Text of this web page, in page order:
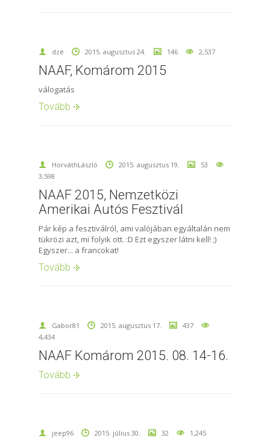
dzé 2015. augusztus 24. 146 2,537
NAAF, Komárom 2015
válogatás
Tovább
HorváthLászló 2015. augusztus 19.
53
3,598
NAAF 2015, Nemzetközi
Amerikai Autós Fesztivál
Pár kép a fesztiválról, ami valójában egyáltalán nem
tükrözi azt, mi folyik ott. :D Ezt egyszer látni kell! ;)
Egyszer... a francokat!
Tovább
Gabor81 2015. augusztus 17.
437
4,434
NAAF Komárom 2015. 08. 14-16.
Tovább
jeep96 2015. július 30. 32 1,245